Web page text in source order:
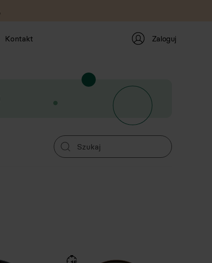
Kontakt Zaloguj